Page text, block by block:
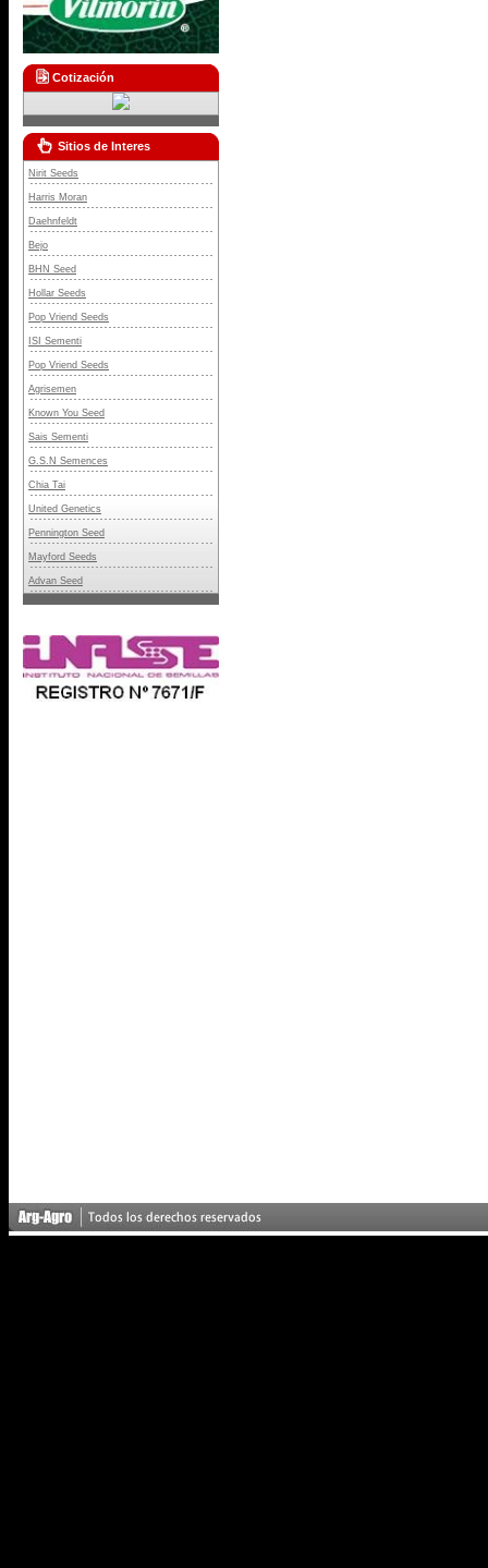
Cotización
Sitios de Interes
Nirit Seeds
Harris Moran
Daehnfeldt
Bejo
BHN Seed
Hollar Seeds
Pop Vriend Seeds
ISI Sementi
Pop Vriend Seeds
Agrisemen
Known You Seed
Sais Sementi
G.S.N Semences
Chia Tai
United Genetics
Pennington Seed
Mayford Seeds
Advan Seed